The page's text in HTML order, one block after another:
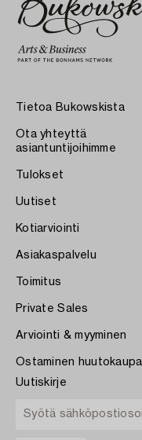
Tietoa Bukowskista
Ota yhteyttä
asiantuntijoihimme
Tulokset
Uutiset
Kotiarviointi
Asiakaspalvelu
Toimitus
Private Sales
Arviointi & myyminen
Ostaminen
Uutiskirje